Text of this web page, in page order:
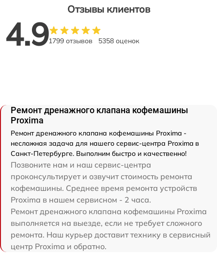
Отзывы клиентов
4.91799 отзывов 5358 оценок
Ремонт дренажного клапана кофемашины
Proxima
Ремонт дренажного клапана кофемашины Proxima -
несложная задача для нашего сервис-центра Proxima в
Санкт-Петербурге. Выполним быстро и качественно!
Позвоните нам и наш сервис-центра
проконсультирует и озвучит стоимость ремонта
кофемашины. Среднее время ремонта устройств
Proxima в нашем сервисном - 2 часа.
Ремонт дренажного клапана кофемашины Proxima
выполняется на выезде, если не требует сложного
ремонта. Наш курьер доставит технику в сервисный
центр Proxima и обратно.